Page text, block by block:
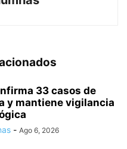
33 casos de
y mantiene vigilancia
- Ago 6, 2026